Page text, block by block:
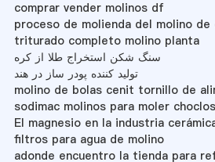
comprar vender molinos df
proceso de molienda del molino de
triturado completo molino planta
سنگ شکن استخراج طلا از کره
تولید کننده پودر ساز در هند
molino de bolas cenit tornillo de
sodimac molinos para moler choclos
El magnesio en la industria
filtros para agua de molino
adonde encuentro la tienda para